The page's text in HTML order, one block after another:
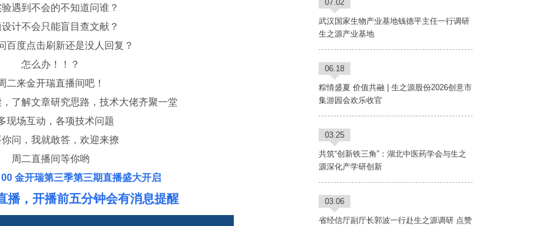
遇到不会的不知道问谁？
计不会只能盲目查文献？
百度点击刷新还是没人回复？
怎么办！！？
二来金开瑞直播间吧！
了解文章研究思路，技术大佬齐聚一堂
现场互动，各项技术问题
问，我就敢答，欢迎来撩
周二直播间等你哟
金开瑞第三季第三期直播盛大开启
播，开播前五分钟会有消息提醒
07.02
武汉国家生物产业基地钱德平主任一行调研
生之源产业基地
06.18
粽情盛夏 价值共融 | 生之源股份2026创意市
集游园会欢乐收官
03.25
共筑“创新铁三角”：湖北中医药学会与生之
源深化产学研创新
03.06
省经信厅副厅长郭波一行赴生之源调研 点赞